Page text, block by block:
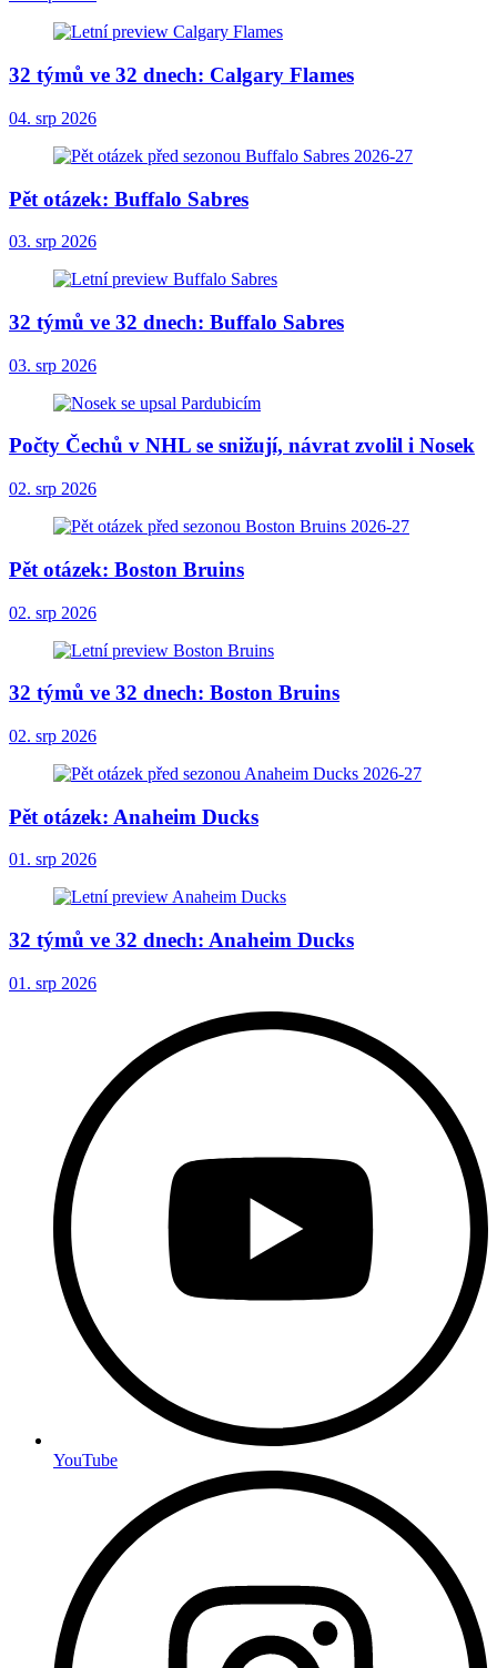
32 týmů ve 32 dnech: Calgary Flames
04. srp 2026
Pět otázek: Buffalo Sabres
03. srp 2026
32 týmů ve 32 dnech: Buffalo Sabres
03. srp 2026
Počty Čechů v NHL se snižují, návrat zvolil i Nosek
02. srp 2026
Pět otázek: Boston Bruins
02. srp 2026
32 týmů ve 32 dnech: Boston Bruins
02. srp 2026
Pět otázek: Anaheim Ducks
01. srp 2026
32 týmů ve 32 dnech: Anaheim Ducks
01. srp 2026
YouTube